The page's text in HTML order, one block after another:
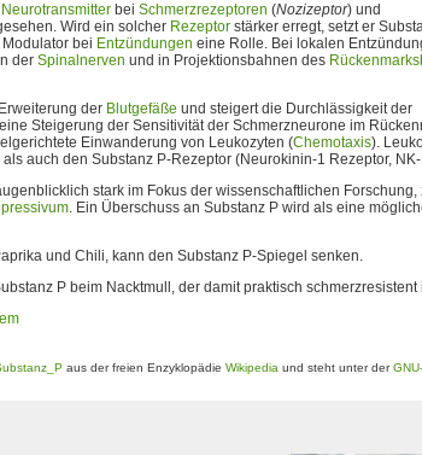
Neurotransmitter bei Schmerzrezeptoren (Nozizeptor) und
Wird ein solcher Rezeptor stärker erregt, setzt er
bei Entzündungen eine Rolle. Bei lokalen
der Spinalnerven und in Projektionsbahnen des
der Blutgefäße und steigert die Durchlässigkeit der
Steigerung der Sensitivität der Schmerzneurone im
Einwanderung von Leukozyten (Chemotaxis).
auch den Substanz P-Rezeptor (Neurokinin-1 Rezeptor,
stark im Fokus der wissenschaftlichen Forschung,
. Ein Überschuss an Substanz P wird als eine
und Chili, kann den Substanz P-Spiegel senken.
P beim Nacktmull, der damit praktisch schmerzresistent
aus der freien Enzyklopädie Wikipedia und steht unter der